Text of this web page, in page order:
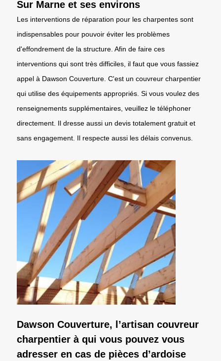
Sur Marne et ses environs
Les interventions de réparation pour les charpentes sont
indispensables pour pouvoir éviter les problèmes
d'effondrement de la structure. Afin de faire ces
interventions qui sont très difficiles, il faut que vous fassiez
appel à Dawson Couverture. C'est un couvreur charpentier
qui utilise des équipements appropriés. Si vous voulez des
renseignements supplémentaires, veuillez le téléphoner
directement. Il dresse aussi un devis totalement gratuit et
sans engagement. Il respecte aussi les délais convenus.
Dawson Couverture, l’artisan couvreur
charpentier à qui vous pouvez vous
adresser en cas de pièces d’ardoise